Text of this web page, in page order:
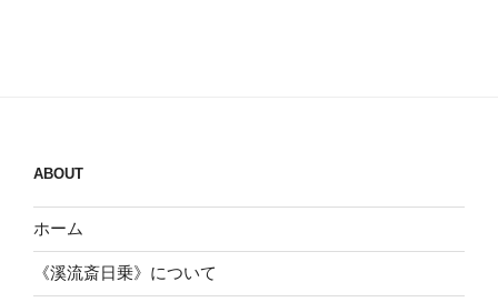
ABOUT
ホーム
《溪流斎日乗》について